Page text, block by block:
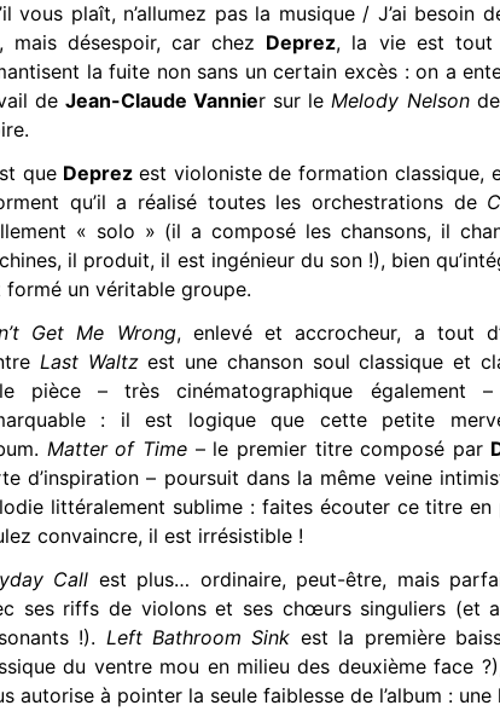
vous plaît, n’allumez pas la musique / J’ai besoin
mais désespoir, car chez Deprez, la vie est tout
la fuite non sans un certain excès : on a
de Jean-Claude Vannier sur le Melody Nelson de
que Deprez est violoniste de formation classique,
qu’il a réalisé toutes les orchestrations de
« solo » (il a composé les chansons, il
il produit, il est ingénieur du son !), bien
formé un véritable groupe.
Get Me Wrong, enlevé et accrocheur, a tout
Last Waltz est une chanson soul classique et
pièce – très cinématographique également –
: il est logique que cette petite
Matter of Time – le premier titre composé par
d’inspiration – poursuit dans la même veine
littéralement sublime : faites écouter ce titre en
convaincre, il est irrésistible !
Call est plus… ordinaire, peut-être, mais
ses riffs de violons et ses chœurs singuliers (et
!). Left Bathroom Sink est la première
du ventre mou en milieu des deuxième face
autorise à pointer la seule faiblesse de l’album :